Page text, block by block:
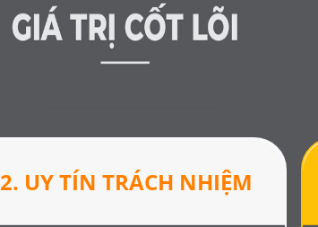
2. UY TÍN TRÁCH NHIỆM